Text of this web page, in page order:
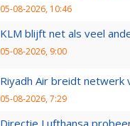
05-08-2026, 10:46
KLM blijft net als veel
05-08-2026, 9:00
Riyadh Air breidt netwerk
05-08-2026, 7:29
Directie Lufthansa